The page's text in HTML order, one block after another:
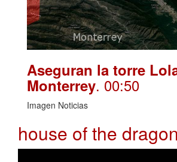
Aseguran la torre
Monterrey. 00:50
Imagen Noticias
house of the dragon